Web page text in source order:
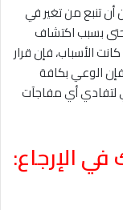
أن تنبع من تغير في
حتى بسبب اكتشاف
الأسباب، فإن قرار
فإن الوعي بكافة
لتفادي أي مفاجآت
في الإرجاع: